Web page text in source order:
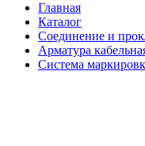
Главная
Каталог
Соединение и
Арматура
Система